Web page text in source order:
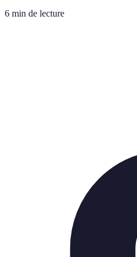
6 min de lecture